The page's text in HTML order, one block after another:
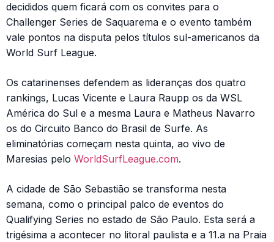
decididos quem ficará com os convites para o
Challenger Series de Saquarema e o evento também
vale pontos na disputa pelos títulos sul-americanos da
World Surf League.
Os catarinenses defendem as lideranças dos quatro
rankings, Lucas Vicente e Laura Raupp os da WSL
América do Sul e a mesma Laura e Matheus Navarro
os do Circuito Banco do Brasil de Surfe. As
eliminatórias começam nesta quinta, ao vivo de
Maresias pelo WorldSurfLeague.com.
A cidade de São Sebastião se transforma nesta
semana, como o principal palco de eventos do
Qualifying Series no estado de São Paulo. Esta será a
trigésima a acontecer no litoral paulista e a 11.a na Praia